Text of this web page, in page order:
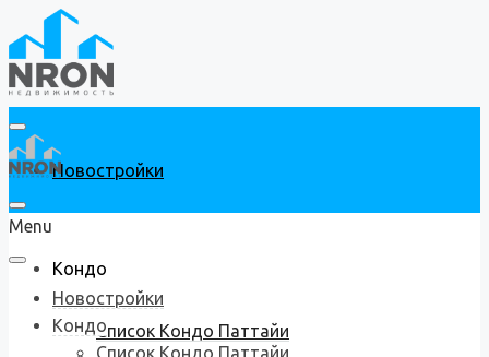
Новостройки
Кондо
Список Кондо Паттайи
Menu
Новостройки
Кондо
Список Кондо Паттайи